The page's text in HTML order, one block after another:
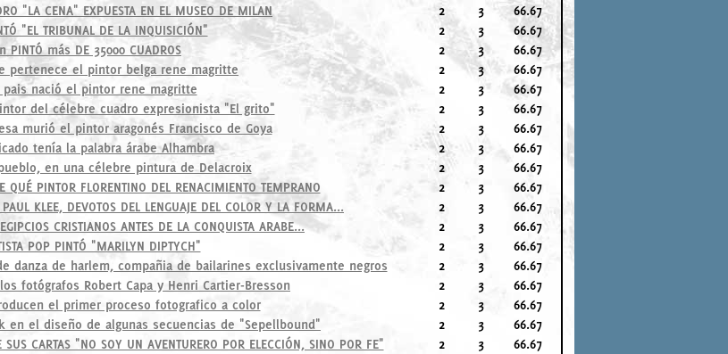
"LA CENA" EXPUESTA EN EL MUSEO DE MILAN 2 3
66.67
"EL TRIBUNAL DE LA INQUISICIÓN" 2 3
66.67
PINTÓ más DE 35000 CUADROS 2 3
66.67
pertenece el pintor belga rene magritte 2 3
66.67
pais nació el pintor rene magritte 2 3
66.67
del célebre cuadro expresionista "El grito" 2 3
66.67
murió el pintor aragonés Francisco de Goya 2 3
66.67
tenía la palabra árabe Alhambra 2 3
66.67
en una célebre pintura de Delacroix 2 3
66.67
QUÉ PINTOR FLORENTINO DEL RENACIMIENTO TEMPRANO 2 3
66.67
KLEE, DEVOTOS DEL LENGUAJE DEL COLOR Y LA FORMA... 2 3
66.67
CRISTIANOS ANTES DE LA CONQUISTA ARABE... 2 3
66.67
POP PINTÓ "MARILYN DIPTYCH" 2 3
66.67
danza de harlem, compañia de bailarines exclusivamente negros 2 3
66.67
fotógrafos Robert Capa y Henri Cartier-Bresson 2 3
66.67
el primer proceso fotografico a color 2 3
66.67
en el diseño de algunas secuencias de "Sepellbound" 2 3
66.67
CARTAS "NO SOY UN AVENTURERO POR ELECCIÓN, SINO POR FE" 2 3
66.67